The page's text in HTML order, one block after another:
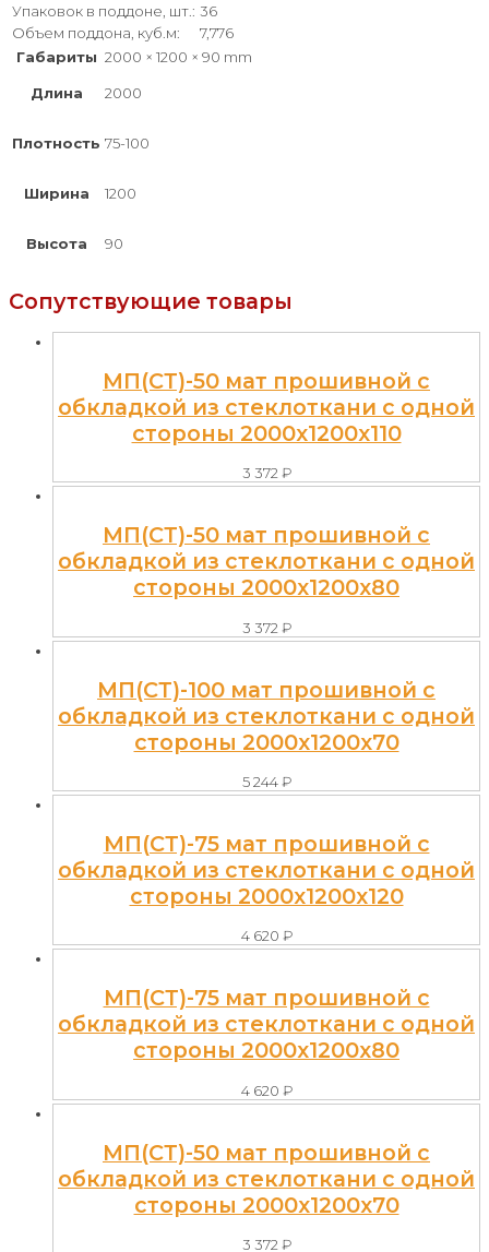
Упаковок в поддоне, шт.: 36
Объем поддона, куб.м:
7,776
Габариты 2000 × 1200 × 90 mm
Длина 2000
Плотность 75-100
Ширина 1200
Высота 90
Сопутствующие товары
МП(СТ)-50 мат прошивной с
обкладкой из стеклоткани с одной
стороны 2000x1200x110
3 372 ₽
МП(СТ)-50 мат прошивной с
обкладкой из стеклоткани с одной
стороны 2000x1200x80
3 372 ₽
МП(СТ)-100 мат прошивной с
обкладкой из стеклоткани с одной
стороны 2000x1200x70
5 244₽
МП(СТ)-75 мат прошивной с
обкладкой из стеклоткани с одной
стороны 2000x1200x120
4 620 ₽
МП(СТ)-75 мат прошивной с
обкладкой из стеклоткани с одной
стороны 2000x1200x80
4 620 ₽
МП(СТ)-50 мат прошивной с
обкладкой из стеклоткани с одной
стороны 2000x1200x70
3 372 ₽